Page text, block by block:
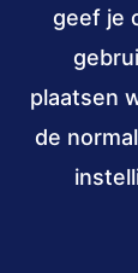
geef je
plaatsen
de
Sociale
media
LinkedIn
van